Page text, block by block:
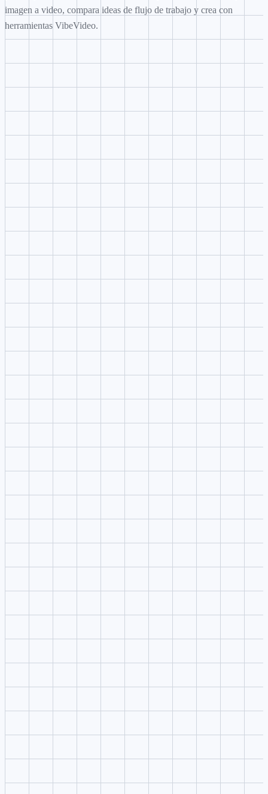
imagen a video, compara ideas de flujo de trabajo y crea con
herramientas VibeVideo.
Sube referencias
Coloca imágenes, video o audio en el editor sin interrumpir la
indicación enfocado.
3